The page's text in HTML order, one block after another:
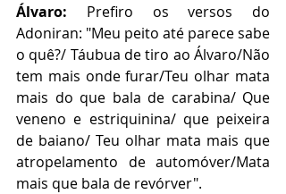
Álvaro: Prefiro os versos do
Adoniran: "Meu peito até parece sabe
o quê?/ Táubua de tiro ao Álvaro/Não
tem mais onde furar/Teu olhar mata
mais do que bala de carabina/ Que
veneno e estriquinina/ que peixeira
de baiano/ Teu olhar mata mais que
atropelamento de automóver/Mata
mais que bala de revórver".